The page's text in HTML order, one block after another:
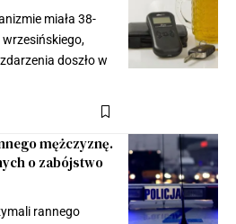
miała 38-
doszło w
mężczyznę.
o zabójstwo
rannego